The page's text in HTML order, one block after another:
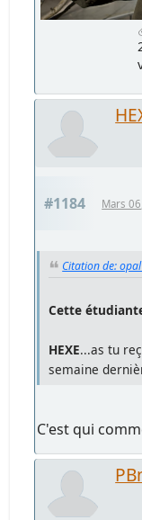
#1184 Mars
Citation de:
Cette
HEXE...as tu
semaine
C'est qui